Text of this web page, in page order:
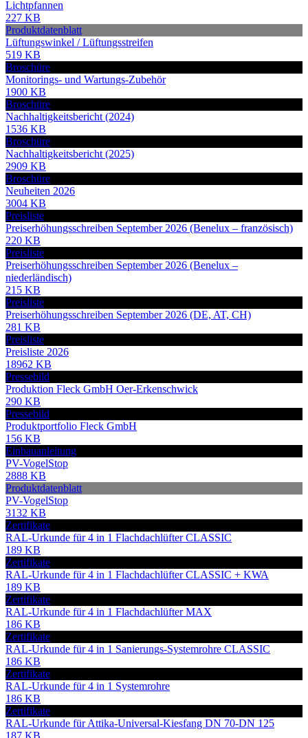
Lichtpfannen
227 KB
Produktdatenblatt
Lüftungswinkel / Lüftungsstreifen
519 KB
Broschüre
Monitorings- und Wartungs-Zubehör
1900 KB
Broschüre
Nachhaltigkeitsbericht (2024)
1536 KB
Broschüre
Nachhaltigkeitsbericht (2025)
2909 KB
Broschüre
Neuheiten 2026
3004 KB
Preisliste
Preiserhöhungsschreiben September 2026 (Benelux – französisch)
220 KB
Preisliste
Preiserhöhungsschreiben September 2026 (Benelux –
niederländisch)
215 KB
Preisliste
Preiserhöhungsschreiben September 2026 (DE, AT, CH)
281 KB
Preisliste
Preisliste 2026
18962 KB
Pressebild
Produktion Fleck GmbH Oer-Erkenschwick
290 KB
Pressebild
Produktportfolio Fleck GmbH
156 KB
Einbauanleitung
PV-VogelStop
2888 KB
Produktdatenblatt
PV-VogelStop
3132 KB
Zertifikate
RAL-Urkunde für 4 in 1 Flachdachlüfter CLASSIC
189 KB
Zertifikate
RAL-Urkunde für 4 in 1 Flachdachlüfter CLASSIC + KWA
189 KB
Zertifikate
RAL-Urkunde für 4 in 1 Flachdachlüfter MAX
186 KB
Zertifikate
RAL-Urkunde für 4 in 1 Sanierungs-Systemrohre CLASSIC
186 KB
Zertifikate
RAL-Urkunde für 4 in 1 Systemrohre
186 KB
Zertifikate
RAL-Urkunde für Attika-Universal-Kiesfang DN 70-DN 125
187 KB